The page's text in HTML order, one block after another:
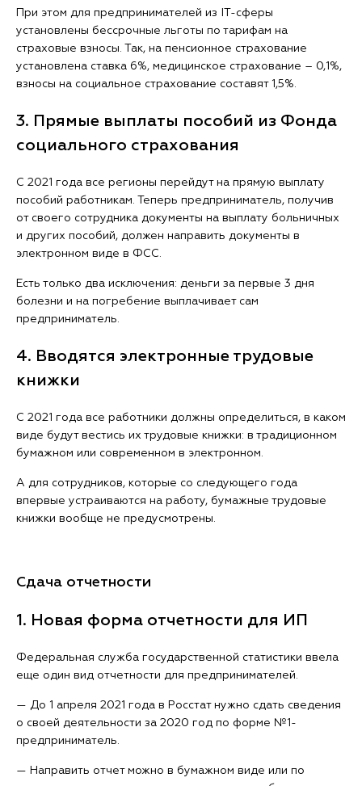
При этом для предпринимателей из IT-сферы
установлены бессрочные льготы по тарифам на
страховые взносы. Так, на пенсионное страхование
установлена ставка 6%, медицинское страхование ― 0,1%,
взносы на социальное страхование составят 1,5%.
3. Прямые выплаты пособий из Фонда
социального страхования
С 2021 года все регионы перейдут на прямую выплату
пособий работникам. Теперь предприниматель, получив
от своего сотрудника документы на выплату больничных
и других пособий, должен направить документы в
электронном виде в ФСС.
Есть только два исключения: деньги за первые 3 дня
болезни и на погребение выплачивает сам
предприниматель.
4. Вводятся электронные трудовые
книжки
С 2021 года все работники должны определиться, в каком
виде будут вестись их трудовые книжки: в традиционном
бумажном или современном в электронном.
А для сотрудников, которые со следующего года
впервые устраиваются на работу, бумажные трудовые
книжки вообще не предусмотрены.
Сдача отчетности
1. Новая форма отчетности для ИП
Федеральная служба государственной статистики ввела
еще один вид отчетности для предпринимателей.
— До 1 апреля 2021 года в Росстат нужно сдать сведения
о своей деятельности за 2020 год по форме №1-
предприниматель.
— Направить отчет можно в бумажном виде или по